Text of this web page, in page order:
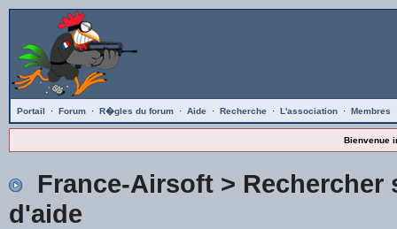
Portail · Forum · R�gles du forum · Aide · Recherche · L'association · Membres
Bienvenue
France-Airsoft> Rechercher
d'aide